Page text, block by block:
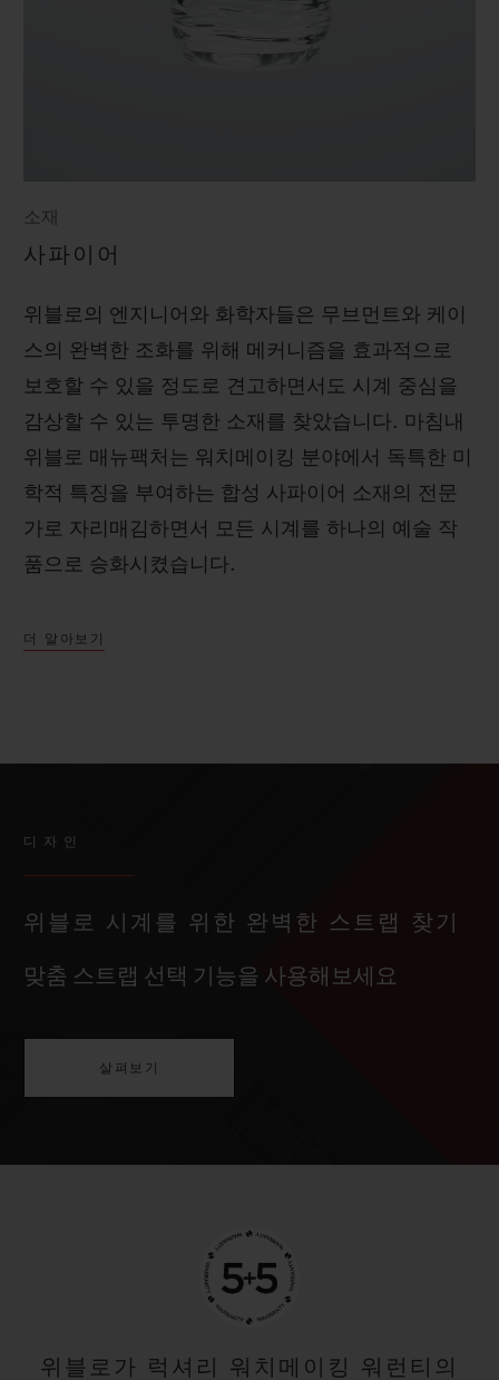
소재
사파이어
위블로의 엔지니어와 화학자들은 무브먼트와 케이
스의 완벽한 조화를 위해 메커니즘을 효과적으로
보호할 수 있을 정도로 견고하면서도 시계 중심을
감상할 수 있는 투명한 소재를 찾았습니다. 마침내
위블로 매뉴팩처는 워치메이킹 분야에서 독특한 미
학적 특징을 부여하는 합성 사파이어 소재의 전문
가로 자리매김하면서 모든 시계를 하나의 예술 작
품으로 승화시켰습니다.
더 알아보기
디자인
위블로 시계를 위한 완벽한 스트랩 찾기
맞춤 스트랩 선택 기능을 사용해보세요
살펴보기
위블로가 럭셔리 워치메이킹 워런티의